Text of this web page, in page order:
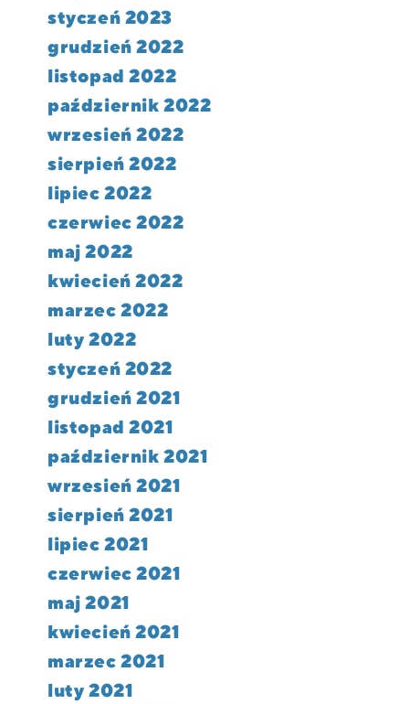
styczeń 2023
grudzień 2022
listopad 2022
październik 2022
wrzesień 2022
sierpień 2022
lipiec 2022
czerwiec 2022
maj 2022
kwiecień 2022
marzec 2022
luty 2022
styczeń 2022
grudzień 2021
listopad 2021
październik 2021
wrzesień 2021
sierpień 2021
lipiec 2021
czerwiec 2021
maj 2021
kwiecień 2021
marzec 2021
luty 2021